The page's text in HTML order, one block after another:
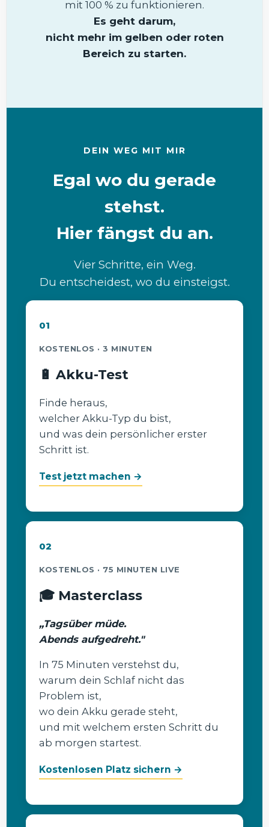
mit 100 % zu funktionieren.
Es geht darum,
nicht mehr im gelben oder roten
Bereich zu starten.
DEIN WEG MIT MIR
Egal wo du gerade
stehst.
Hier fängst du an.
Vier Schritte, ein Weg.
Du entscheidest, wo du einsteigst.
01
KOSTENLOS · 3 MINUTEN
🔋 Akku-Test
Finde heraus,
welcher Akku-Typ du bist,
und was dein persönlicher erster
Schritt ist.
Test jetzt machen →
02
KOSTENLOS · 75 MINUTEN LIVE
🎓 Masterclass
„Tagsüber müde.
Abends aufgedreht."
In 75 Minuten verstehst du,
warum dein Schlaf nicht das
Problem ist,
wo dein Akku gerade steht,
und mit welchem ersten Schritt du
ab morgen startest.
Kostenlosen Platz sichern →